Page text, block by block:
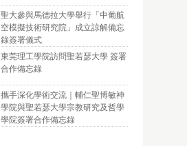
聖大參與馬德拉大學舉行「中葡航
空模擬技術研究院」成立諒解備忘
錄簽署儀式
東莞理工學院訪問聖若瑟大學 簽署
合作備忘錄
攜手深化學術交流｜輔仁聖博敏神
學院與聖若瑟大學宗教研究及哲學
學院簽署合作備忘錄